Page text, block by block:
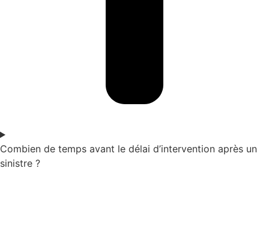
Combien de temps avant le délai d’intervention après un
sinistre ?